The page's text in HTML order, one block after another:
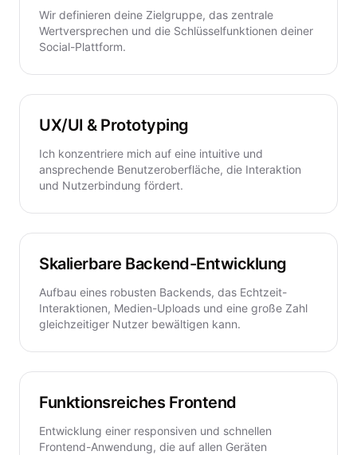
Wir definieren deine Zielgruppe, das zentrale
Wertversprechen und die Schlüsselfunktionen deiner
Social-Plattform.
UX/UI & Prototyping
Ich konzentriere mich auf eine intuitive und
ansprechende Benutzeroberfläche, die Interaktion
und Nutzerbindung fördert.
Skalierbare Backend-Entwicklung
Aufbau eines robusten Backends, das Echtzeit-
Interaktionen, Medien-Uploads und eine große Zahl
gleichzeitiger Nutzer bewältigen kann.
Funktionsreiches Frontend
Entwicklung einer responsiven und schnellen
Frontend-Anwendung, die auf allen Geräten